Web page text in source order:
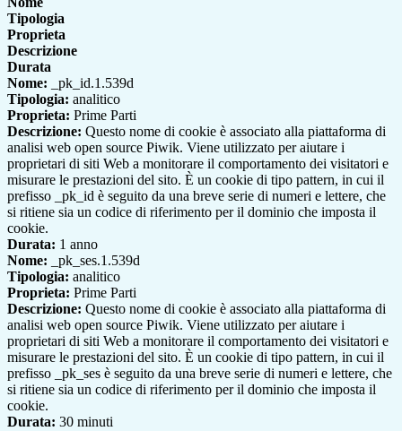
Tipologia
Proprieta
Descrizione
Durata
Nome: _pk_id.1.539d
Tipologia: analitico
Proprieta: Prime Parti
Descrizione: Questo nome di cookie è associato alla piattaforma di
analisi web open source Piwik. Viene utilizzato per aiutare i
proprietari di siti Web a monitorare il comportamento dei visitatori e
misurare le prestazioni del sito. È un cookie di tipo pattern, in cui il
prefisso _pk_id è seguito da una breve serie di numeri e lettere, che
si ritiene sia un codice di riferimento per il dominio che imposta il
cookie.
Durata: 1 anno
Nome: _pk_ses.1.539d
Tipologia: analitico
Proprieta: Prime Parti
Descrizione: Questo nome di cookie è associato alla piattaforma di
analisi web open source Piwik. Viene utilizzato per aiutare i
proprietari di siti Web a monitorare il comportamento dei visitatori e
misurare le prestazioni del sito. È un cookie di tipo pattern, in cui il
prefisso _pk_ses è seguito da una breve serie di numeri e lettere, che
si ritiene sia un codice di riferimento per il dominio che imposta il
cookie.
Durata: 30 minuti